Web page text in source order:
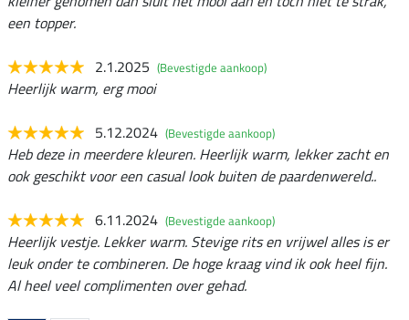
een topper.
2.1.2025 (Bevestigde aankoop)
Heerlijk warm, erg mooi
5.12.2024 (Bevestigde aankoop)
Heb deze in meerdere kleuren. Heerlijk warm, lekker zacht en
ook geschikt voor een casual look buiten de paardenwereld..
6.11.2024 (Bevestigde aankoop)
Heerlijk vestje. Lekker warm. Stevige rits en vrijwel alles is er
leuk onder te combineren. De hoge kraag vind ik ook heel fijn.
Al heel veel complimenten over gehad.